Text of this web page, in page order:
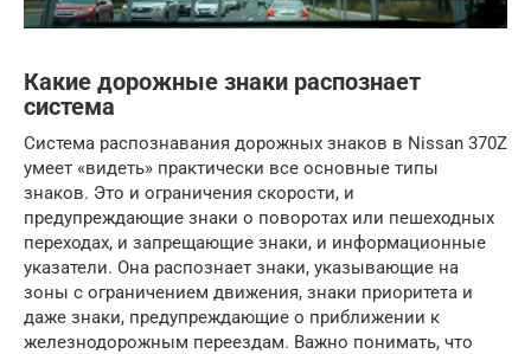
Какие дорожные знаки распознает
система
Система распознавания дорожных знаков в Nissan 370Z
умеет «видеть» практически все основные типы
знаков. Это и ограничения скорости, и
предупреждающие знаки о поворотах или пешеходных
переходах, и запрещающие знаки, и информационные
указатели. Она распознает знаки, указывающие на
зоны с ограничением движения, знаки приоритета и
даже знаки, предупреждающие о приближении к
железнодорожным переездам. Важно понимать, что